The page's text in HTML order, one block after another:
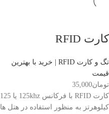
کارت RFID
تگ و کارت RFID | خرید با بهترین
قیمت
تومان35,000
کارت RFID با فرکانس 125khz یا 125
کیلوهرتز به منظور استفاده در هتل ها